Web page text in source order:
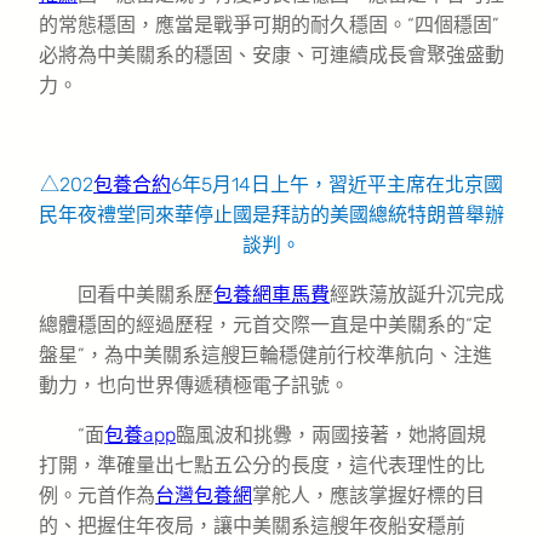
的常態穩固，應當是戰爭可期的耐久穩固。“四個穩固”
必將為中美關系的穩固、安康、可連續成長會聚強盛動
力。
△202包養合約6年5月14日上午，習近平主席在北京國
民年夜禮堂同來華停止國是拜訪的美國總統特朗普舉辦
談判。
回看中美關系歷包養網車馬費經跌蕩放誕升沉完成
總體穩固的經過歷程，元首交際一直是中美關系的“定
盤星”，為中美關系這艘巨輪穩健前行校準航向、注進
動力，也向世界傳遞積極電子訊號。
“面包養app臨風波和挑釁，兩國接著，她將圓規
打開，準確量出七點五公分的長度，這代表理性的比
例。元首作為台灣包養網掌舵人，應該掌握好標的目
的、把握住年夜局，讓中美關系這艘年夜船安穩前